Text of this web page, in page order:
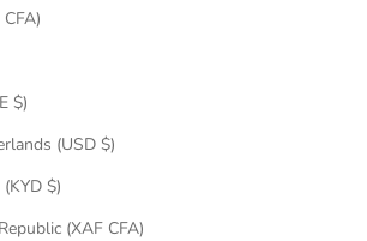
Cameroon (XAF CFA)
Cape Verde (CVE $)
Caribbean Netherlands (USD $)
Cayman Islands (KYD $)
Central African Republic (XAF CFA)